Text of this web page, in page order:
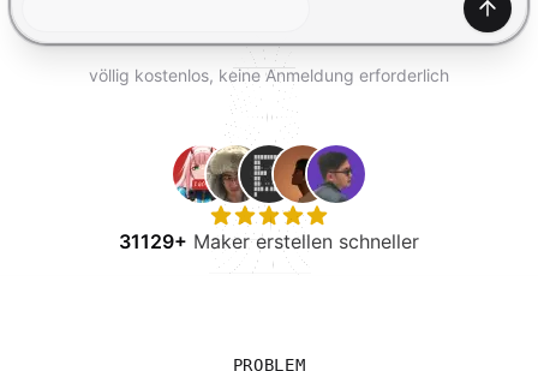
völlig kostenlos, keine Anmeldung erforderlich
31129+ Maker erstellen schneller
PROBLEM